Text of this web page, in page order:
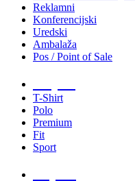
Reklamni
Konferencijski
Uredski
Ambalaža
Pos / Point of Sale
T-Shirt
Polo
Premium
Fit
Sport